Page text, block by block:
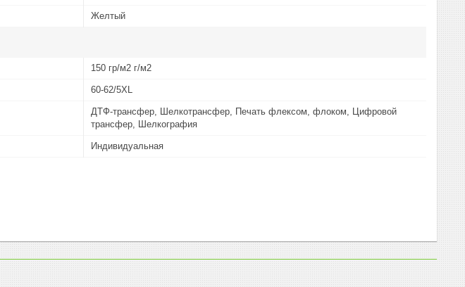
Желтый
150 гр/м2 г/м2
60-62/5XL
ДТФ-трансфер, Шелкотрансфер, Печать флексом, флоком, Цифровой
трансфер, Шелкография
Индивидуальная